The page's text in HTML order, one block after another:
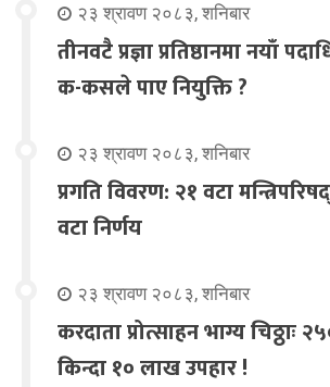
२३ श्रावण २०८३, शनिबार
तीनवटै प्रज्ञा प्रतिष्ठानमा नयाँ
क-कसले पाए नियुक्ति ?
२३ श्रावण २०८३, शनिबार
प्रगति विवरण: २१ वटा
वटा निर्णय
२३ श्रावण २०८३, शनिबार
करदाता प्रोत्साहन भाग्य चिठ्ठाः
किन्दा १० लाख उपहार !